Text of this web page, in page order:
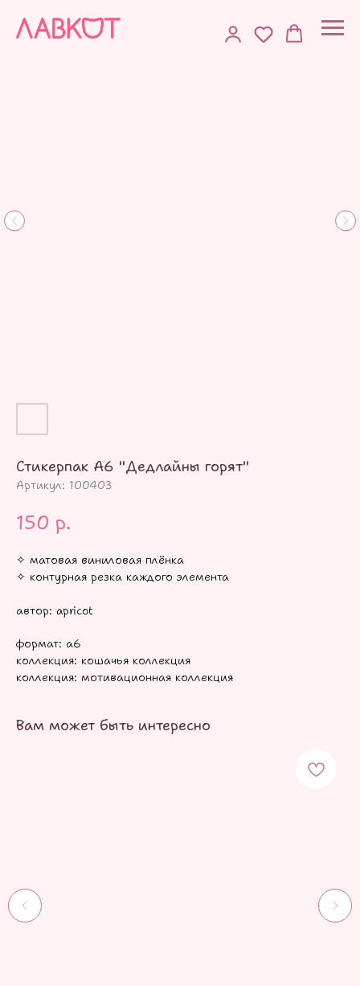
Стикерпак А6 "Дедлайны горят"
Артикул: 100403
150 р.
✧ матовая виниловая плёнка
✧ контурная резка каждого элемента
автор: apricot
формат: а6
коллекция: кошачья коллекция
коллекция: мотивационная коллекция
Вам может быть интересно